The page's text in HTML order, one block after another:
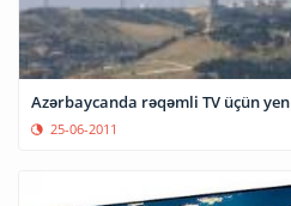
Azərbaycanda rəqəmli TV üçün
25-06-2011